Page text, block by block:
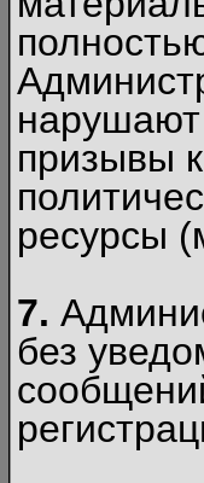
призывы
ресурсы
7.
без